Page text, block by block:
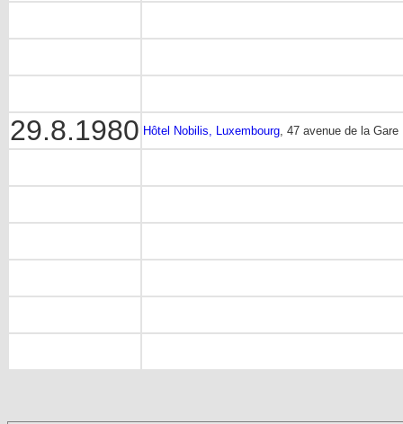
29.8.1980 Hôtel Nobilis, Luxembourg , 47 avenue de la Gare